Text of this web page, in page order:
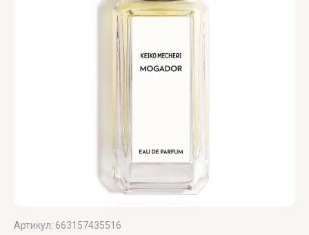
Артикул: 663157435516
VERONIQUE
GABAI
Versace
Vertus
X
Xerjoff
Y
Yves
Saint